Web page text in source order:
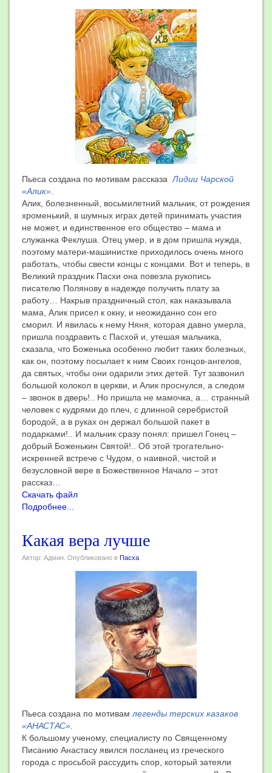
Пьеса создана по мотивам рассказа Лидии Чарской
«Алик»
Алик, болезненный, восьмилетний мальчик, от рождения
хроменький, в шумных играх детей принимать участия
не может, и единственное его общество – мама и
служанка Феклуша. Отец умер, и в дом пришла нужда,
поэтому матери-машинистке приходилось очень много
работать, чтобы свести концы с концами. Вот и теперь, в
Великий праздник Пасхи она повезла рукопись
писателю Полянову в надежде получить плату за
работу… Накрыв праздничный стол, как наказывала
мама, Алик присел к окну, и неожиданно сон его
сморил. И явилась к нему Няня, которая давно умерла,
пришла поздравить с Пасхой и, утешая мальчика,
сказала, что Боженька особенно любит таких болезных,
как он, поэтому посылает к ним Своих гонцов-ангелов,
да святых, чтобы они одарили этих детей. Тут зазвонил
большой колокол в церкви, и Алик проснулся, а следом
– звонок в дверь!.. Но пришла не мамочка, а… странный
человек с кудрями до плеч, с длинной серебристой
бородой, а в руках он держал большой пакет в
подарками!.. И мальчик сразу понял: пришел Гонец –
добрый Боженькин Святой!.. Об этой трогательно-
искренней встрече с Чудом, о наивной, чистой и
безусловной вере в Божественное Начало – этот
рассказ…
Скачать файл
Подробнее...
Какая вера лучше
Автор: Админ. Опубликовано в Пасха
Пьеса создана по мотивам легенды терских казаков
«АНАСТАС»
К большому ученому, специалисту по Священному
Писанию Анастасу явился посланец из греческого
города с просьбой рассудить спор, который затеяли